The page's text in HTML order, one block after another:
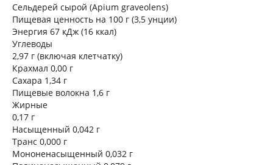
Сельдерей сырой (Apium graveolens)
Пищевая ценность на 100 г (3,5 унции)
Энергия 67 кДж (16 ккал)
Углеводы
2,97 г (включая клетчатку)
Крахмал 0,00 г
Сахара 1,34 г
Пищевые волокна 1,6 г
Жирные
0,17 г
Насыщенный 0,042 г
Транс 0,000 г
Мононенасыщенный 0,032 г